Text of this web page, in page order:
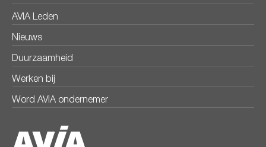
AVIA Leden
Nieuws
Duurzaamheid
Werken bij
Word AVIA ondernemer